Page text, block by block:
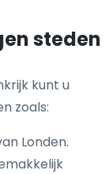
steden
kunt u
zoals:
Londen.